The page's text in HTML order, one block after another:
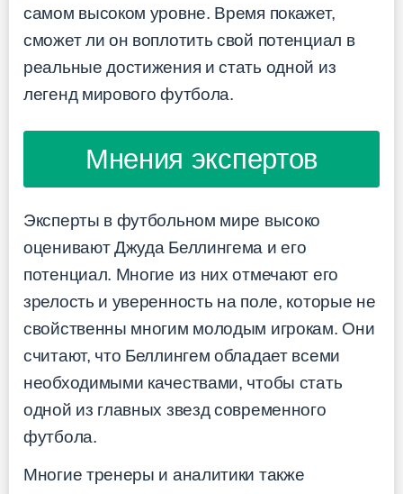
самом высоком уровне. Время покажет,
сможет ли он воплотить свой потенциал в
реальные достижения и стать одной из
легенд мирового футбола.
Мнения экспертов
Эксперты в футбольном мире высоко
оценивают Джуда Беллингема и его
потенциал. Многие из них отмечают его
зрелость и уверенность на поле, которые не
свойственны многим молодым игрокам. Они
считают, что Беллингем обладает всеми
необходимыми качествами, чтобы стать
одной из главных звезд современного
футбола.
Многие тренеры и аналитики также